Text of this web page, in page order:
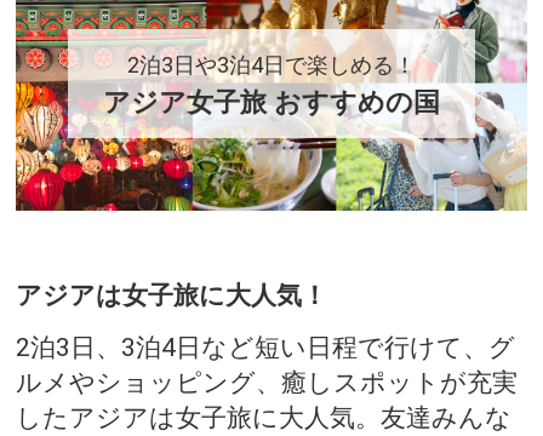
2泊3日や3泊4日で楽しめる！
アジア女子旅 おすすめの国
アジアは女子旅に大人気！
2泊3日、3泊4日など短い日程で行けて、グ
ルメやショッピング、癒しスポットが充実
したアジアは女子旅に大人気。友達みんな